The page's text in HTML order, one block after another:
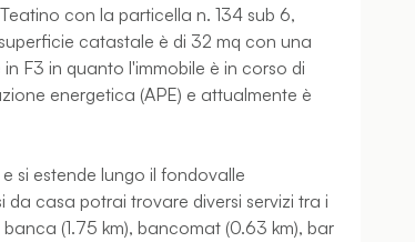
con la particella n. 134 sub 6,
catastale è di 32 mq con una
F3 in quanto l'immobile è in corso di
energetica (APE) e attualmente è
si estende lungo il fondovalle
casa potrai trovare diversi servizi tra i
banca (1.75 km), bancomat (0.63 km), bar